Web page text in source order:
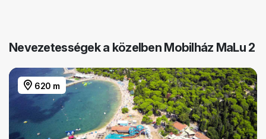
Nevezetességek a közelben Mobilház MaLu 2
620 m